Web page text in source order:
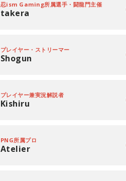
忍ism Gaming所属選手・闘龍門主催
takera
プレイヤー・ストリーマー
Shogun
プレイヤー兼実況解説者
Kishiru
PNG所属プロ
Atelier